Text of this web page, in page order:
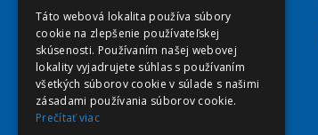
0911 678 900(Po - Pia 7:30 - 15:30)
Telefón kamenná Lekáreň VIP Košice:
055 307 78 30
(Po - Ne 8:00 - 18:00)
Adresa Lekáreň VIP:
Táto webová lokalita používa súbory
cookie na zlepšenie používateľskej
skúsenosti. Používaním našej webovej
lokality vyjadrujete súhlas s používaním
všetkých súborov cookie v súlade s našimi
zásadami používania súborov cookie.
Prečítať viac